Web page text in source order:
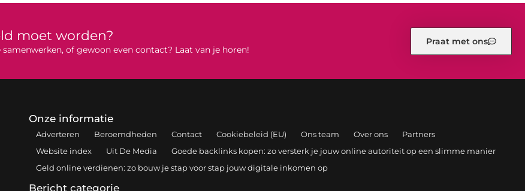
moet worden?
of gewoon even contact? Laat van je horen!
Praat met ons
Onze informatie
Adverteren Beroemdheden Contact Cookiebeleid (EU) Ons team Over ons
Partners
Website index
Uit De Media
Goede backlinks kopen: zo versterk je jouw online autoriteit op een slimme manier
Geld online verdienen: zo bouw je stap voor stap jouw digitale inkomen op
Bericht categorie